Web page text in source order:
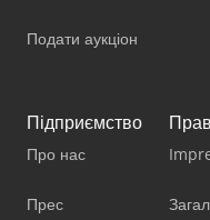
Подати аукціон
Підприємство
Про нас
Прес